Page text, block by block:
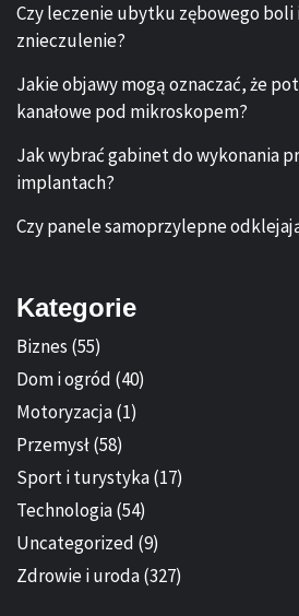
Czy leczenie ubytku zębowego
znieczulenie?
Jakie objawy mogą oznaczać, że
kanałowe pod mikroskopem?
Jak wybrać gabinet do wykonania
implantach?
Czy panele samoprzylepne
Kategorie
Biznes (55)
Dom i ogród (40)
Motoryzacja(1)
Przemysł(58)
Sport i turystyka(17)
Technologia(54)
Uncategorized (9)
Zdrowie i uroda(327)